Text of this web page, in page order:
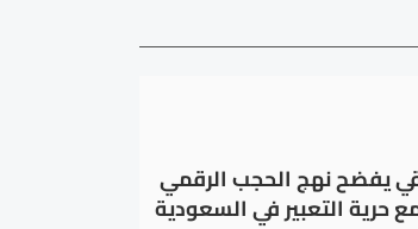
يفضح نهج الحجب الرقمي
حرية التعبير في السعودية